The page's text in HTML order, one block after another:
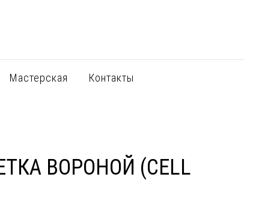
Мастерская Контакты
ВОРОНОЙ (CELL